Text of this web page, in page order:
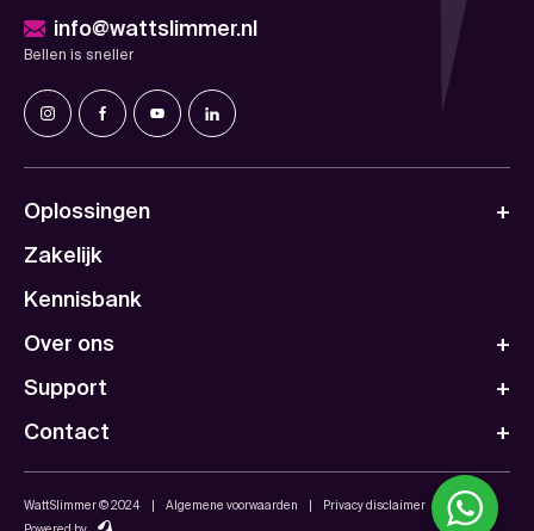
info@wattslimmer.nl
Bellen is sneller
Oplossingen
Zakelijk
Kennisbank
Over ons
Support
Contact
WattSlimmer © 2024 Algemene voorwaarden
Privacy disclaimer